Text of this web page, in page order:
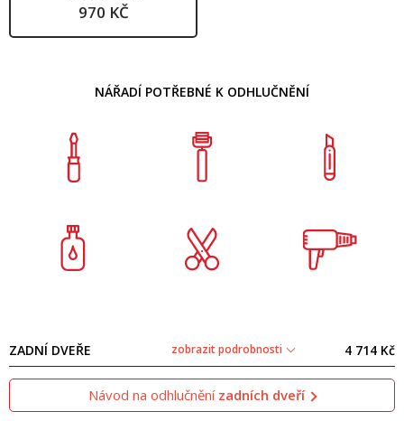
970 KČ
NÁŘADÍ POTŘEBNÉ K ODHLUČNĚNÍ
ZADNÍ DVEŘE zobrazit podrobnosti 4 714 Kč
Návod na odhlučnění zadních dveří